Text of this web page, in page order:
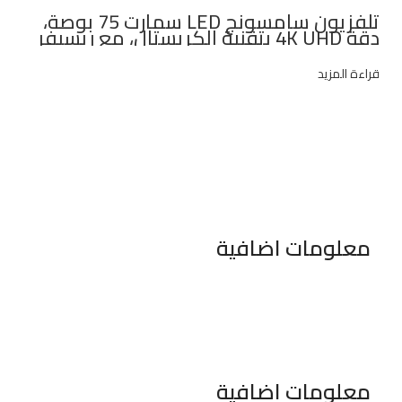
تلفزيون سامسونج LED سمارت 75 بوصة،
دقة 4K UHD بتقنية الكريستال، مع ريسيفر داخلي – UA75AU8000UXEG
قراءة المزيد
معلومات اضافية
معلومات اضافية